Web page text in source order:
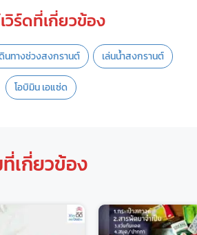
วิร์ดที่เกี่ยวข้อง
นทางช่วงสงกรานต์ เล่นน้ำสงกรานต์
โอบิมิน เอแซ่ด
เกี่ยวข้อง